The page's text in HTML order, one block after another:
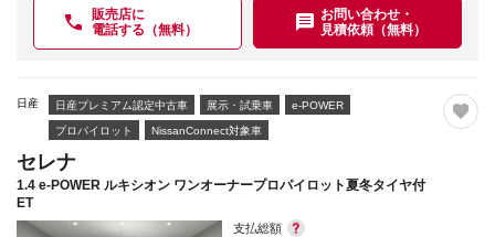
販売店に
電話する（無料）
お問い合わせ・
見積依頼（無料）
日産 日産プレミアム認定中古車 展示・試乗車 e-POWER
プロパイロット NissanConnect対象車
セレナ
1.4 e-POWER ルキシオン ワンオーナープロパイロット夏冬タイヤ付
ET
支払総額